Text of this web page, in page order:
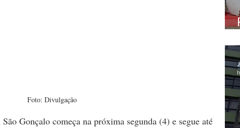
Foto: Divulgação
Gonçalo começa na próxima segunda (4) e segue até